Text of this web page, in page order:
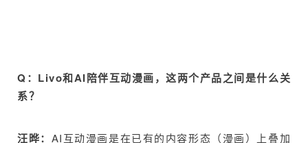
Q：Livo和AI陪伴互动漫画，这两个产品之间是什么关
系？
汪晔： AI互动漫画是在已有的内容形态（漫画）上叠加